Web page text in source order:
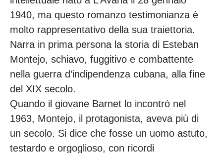
1940, ma questo romanzo testimonianza è
molto rappresentativo della sua traiettoria.
Narra in prima persona la storia di Esteban
Montejo, schiavo, fuggitivo e combattente
nella guerra d’indipendenza cubana, alla fine
del XIX secolo.
Quando il giovane Barnet lo incontrò nel
1963, Montejo, il protagonista, aveva più di
un secolo. Si dice che fosse un uomo astuto,
testardo e orgoglioso, con ricordi